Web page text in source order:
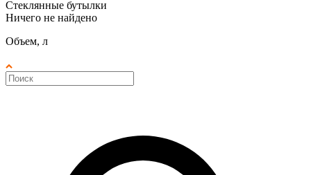
Стеклянные бутылки
Ничего не найдено
Объем, л